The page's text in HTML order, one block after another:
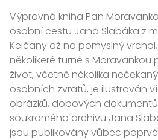
Výpravná kniha Pan
osobní cestu Jana Slabáka z
Kelčany až na pomyslný
několikeré turné s Moravankou
život, včetně několika
osobních zvratů, je ilustrován
obrázků, dobových
soukromého archivu Jana
jsou publikovány vůbec